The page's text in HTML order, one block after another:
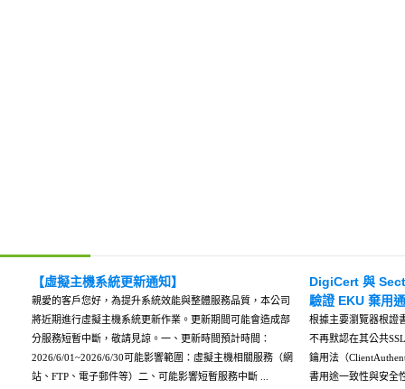
【虛擬主機系統更新通知】
親愛的客戶您好，為提升系統效能與整體服務品質，本公司
將近期進行虛擬主機系統更新作業。更新期間可能會造成部
分服務短暫中斷，敬請見諒。一、更新時間預計時間：
2026/6/01~2026/6/30可能影響範圍：虛擬主機相關服務（網
站、FTP、電子郵件等）二、可能影響短暫服務中斷 ...
DigiCert 與
驗證 EKU 棄用
根據主要瀏覽器根證
不再默認在其公共
鑰用法（
書用途一致性與安全